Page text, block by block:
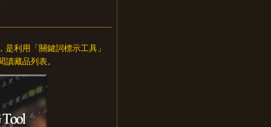
利用「關鍵詞標示工具」
藏品列表。